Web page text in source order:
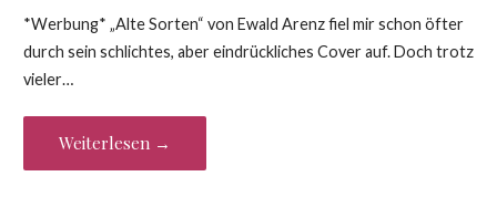
*Werbung* „Alte Sorten“ von Ewald Arenz fiel mir schon öfter
durch sein schlichtes, aber eindrückliches Cover auf. Doch trotz
vieler…
Weiterlesen →